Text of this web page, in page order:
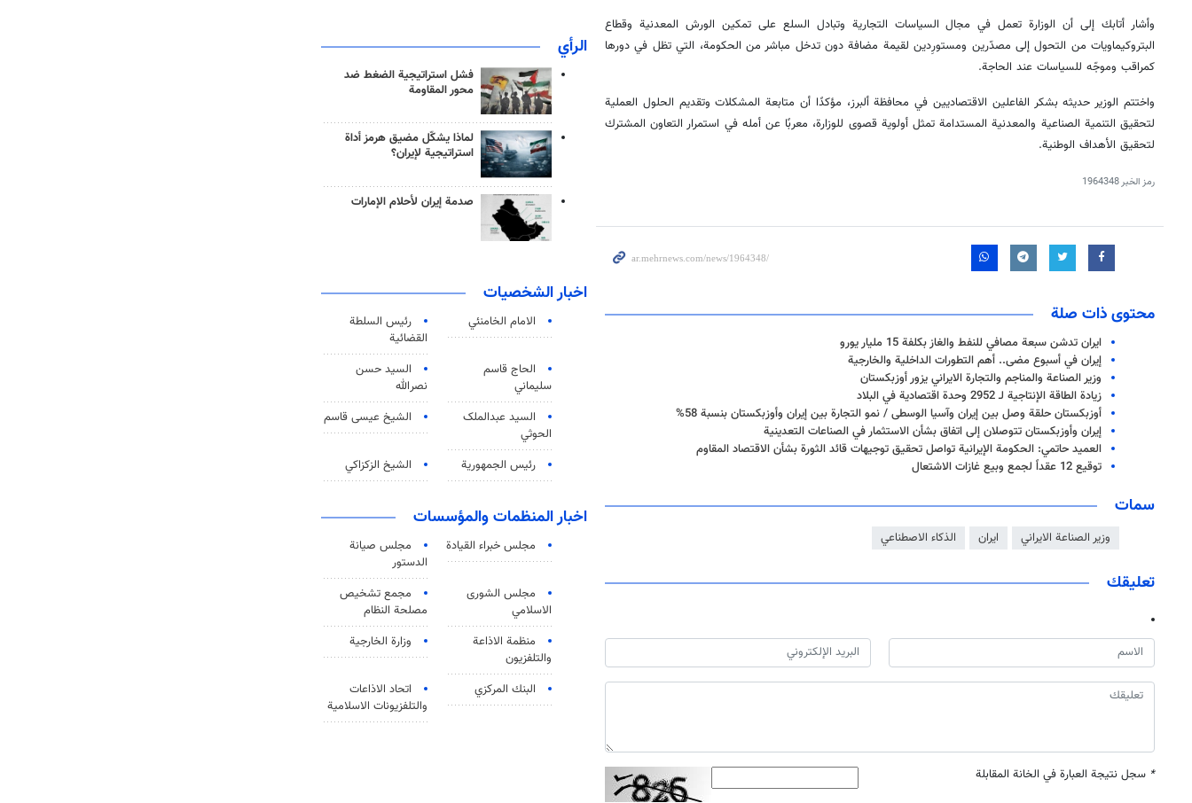
وأشار أتابك إلى أن الوزارة تعمل في مجال السياسات التجارية وتبادل السلع على تمكين الورش المعدنية وقطاع
البتروكيماويات من التحول إلى مصدّرين ومستورِدين لقيمة مضافة دون تدخل مباشر من الحكومة، التي تظل في دورها
كمراقب وموجّه للسياسات عند الحاجة.
واختتم الوزير حديثه بشكر الفاعلين الاقتصاديين في محافظة ألبرز، مؤكدًا أن متابعة المشكلات وتقديم الحلول العملية
لتحقيق التنمية الصناعية والمعدنية المستدامة تمثل أولوية قصوى للوزارة، معربًا عن أمله في استمرار التعاون المشترك
لتحقيق الأهداف الوطنية.
رمز الخبر1964348
محتوى ذات صلة
ايران تدشن سبعة مصافي للنفط والغاز بكلفة 15 مليار يورو
إيران في أسبوع مضى.. أهم التطورات الداخلية والخارجية
وزير الصناعة والمناجم والتجارة الايراني يزور أوزبكستان
زيادة الطاقة الإنتاجية لـ 2952 وحدة اقتصادية في البلاد
أوزبكستان حلقة وصل بين إيران وآسيا الوسطى / نمو التجارة بين إيران وأوزبكستان بنسبة 58%
إيران وأوزبكستان تتوصلان إلى اتفاق بشأن الاستثمار في الصناعات التعدينية
العميد حاتمي: الحكومة الإيرانية تواصل تحقيق توجيهات قائد الثورة بشأن الاقتصاد المقاوم
توقيع 12 عقداً لجمع وبيع غازات الاشتعال
سمات
وزير الصناعة الايراني ايران الذكاء الاصطناعي
تعليقك
* سجل نتيجة العبارة في الخانة المقابلة
الرأي
فشل استراتيجية الضغط ضد
محور المقاومة
لماذا يشكّل مضيق هرمز أداة
استراتيجية لإيران؟
صدمة إيران لأحلام الإمارات
اخبار الشخصيات
الامام الخامنئي
رئیس السلطة
القضائیة
الحاج قاسم
سليماني
السيد حسن
نصرالله
السید عبدالملک
الحوثي
الشيخ عيسى قاسم
رئيس الجمهورية الشيخ الزكزاكي
اخبار المنظمات والمؤسسات
مجلس خبراء القيادة
مجلس صيانة
الدستور
مجلس الشورى
الاسلامي
مجمع تشخيص
مصلحة النظام
منظمة الاذاعة
والتلفزیون
وزارة الخارجية
البنك المركزي
اتحاد الاذاعات
والتلفزيونات الاسلامية